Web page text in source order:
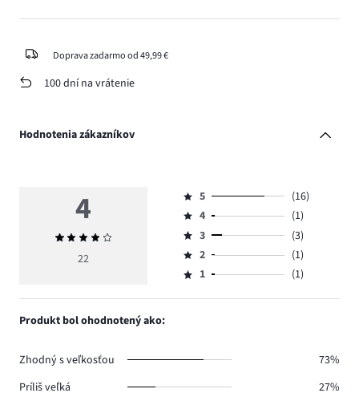
Doprava zadarmo od 49,99 €
100 dní na vrátenie
Hodnotenia zákazníkov
4
Priemerné
hodnotenie
22
Hodnotenie
5,
počet
hlasov
16.
5
(16)
Hodnotenie
4,
počet
hlasov
4
(1)
Hodnotenie
3,
počet
3
(3)
Hodnotenie
2,
2
(1)
Hodnotenie
1,
1 (1)
Produkt bol ohodnotený ako:
Zhodný s veľkosťou
73%
Príliš veľká
27%